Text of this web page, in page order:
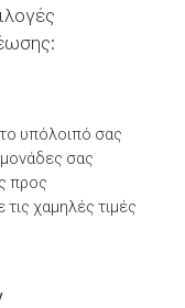
υπόλοιπό σας
σας
προς
χαμηλές τιμές